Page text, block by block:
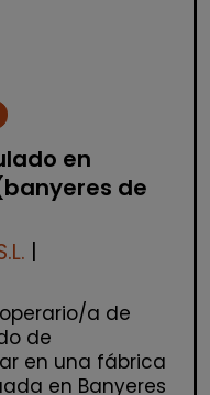
en
de
|
a de
de
en una fábrica
en Banyeres